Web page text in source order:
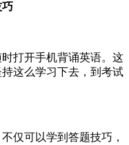
打开手机背诵英语。这
这么学习下去，到考试
可以学到答题技巧，